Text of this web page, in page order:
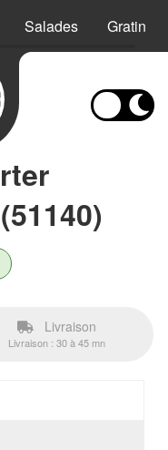
Salades Gratins
Livraison
Livraison : 30 à 45 mn